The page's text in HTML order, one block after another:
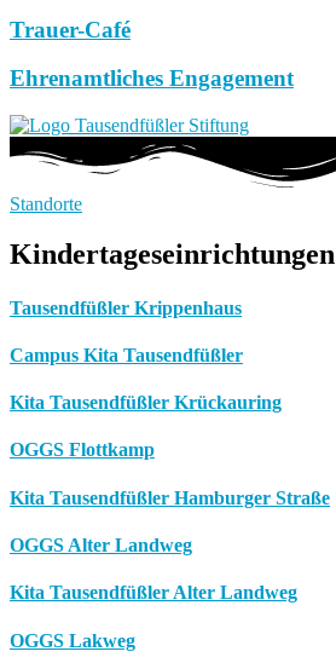
Trauer-Café
Ehrenamtliches Engagement
Standorte
Kindertageseinrichtungen
Tausendfüßler Krippenhaus
Campus Kita Tausendfüßler
Kita Tausendfüßler Krückauring
OGGS Flottkamp
Kita Tausendfüßler Hamburger Straße
OGGS Alter Landweg
Kita Tausendfüßler Alter Landweg
OGGS Lakweg